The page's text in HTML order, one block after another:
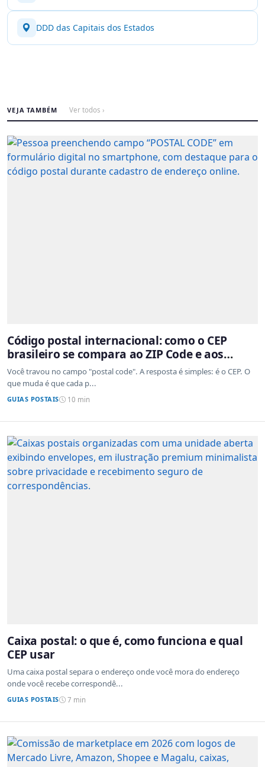
DDD das Capitais dos Estados
VEJA TAMBÉM Ver todos ›
Código postal internacional: como o CEP
brasileiro se compara ao ZIP Code e aos
sistemas de outros países
Você travou no campo "postal code". A resposta é simples: é o CEP. O
que muda é que cada p...
GUIAS POSTAIS 10 min
Caixa postal: o que é, como funciona e qual
CEP usar
Uma caixa postal separa o endereço onde você mora do endereço
onde você recebe correspondê...
GUIAS POSTAIS 7 min